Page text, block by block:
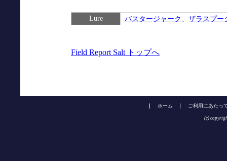
Lure バスタージャーク ザラスプー
Field Report Salt トップへ
ホーム ご利用にあたっ
(c)